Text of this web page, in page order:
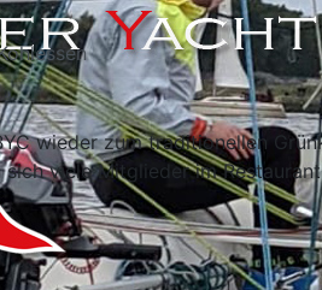
wieder zum traditionellen
viele Mitglieder im